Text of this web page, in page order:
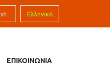
Ελληνικά
ΕΠΙΚΟΙΝΩΝΙΑ